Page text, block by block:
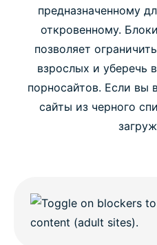
предназначенному
откровенному.
позволяет
взрослых и уберечь
порносайтов. Если вы
сайты из черного